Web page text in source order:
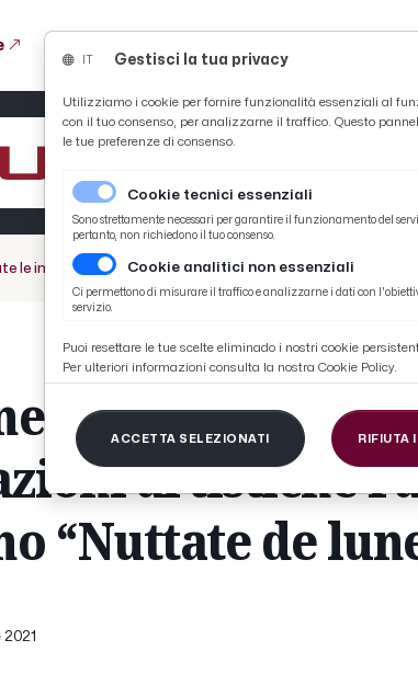
le installazioni artistiche Fainplast nel Giardino “Nuttate de
del
artistiche
“Nuttate de
Gestisci la tua privacy
Utilizziamo i cookie per fornire funzionalità essenziali al
con il tuo consenso, per analizzarne il traffico. Questo
le tue preferenze di consenso.
Cookie tecnici essenziali
Sono strettamente necessari per garantire il funzionamento del
pertanto, non richiedono il tuo consenso.
Cookie analitici non essenziali
Ci permettono di misurare il traffico e analizzarne i dati con
servizio.
Puoi resettare le tue scelte eliminado i nostri cookie
Per ulteriori informazioni consulta la nostra Cookie Policy.
ACCETTA SELEZIONATI RIFIUTA